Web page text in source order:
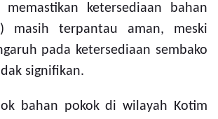
ketersediaan bahan
masih terpantau aman, meski
pada ketersediaan sembako
signifikan.
bahan pokok di wilayah Kotim